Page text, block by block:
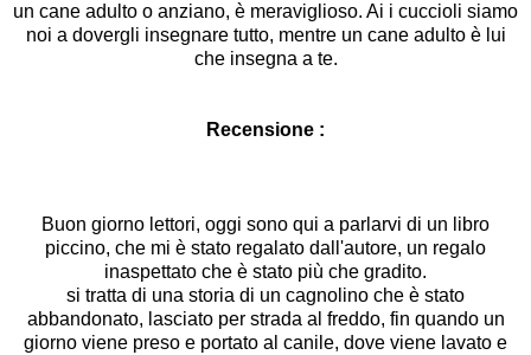
un cane adulto o anziano, è meraviglioso. Ai i cuccioli siamo
noi a dovergli insegnare tutto, mentre un cane adulto è lui
che insegna a te.
Recensione :
Buon giorno lettori, oggi sono qui a parlarvi di un libro
piccino, che mi è stato regalato dall'autore, un regalo
inaspettato che è stato più che gradito.
si tratta di una storia di un cagnolino che è stato
abbandonato, lasciato per strada al freddo, fin quando un
giorno viene preso e portato al canile, dove viene lavato e